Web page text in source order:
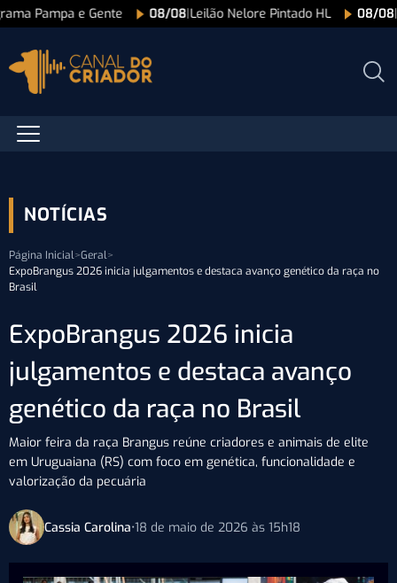
Pampa e Gente 08/08|Leilão Nelore Pintado HL 08/08
NOTÍCIAS
Página Inicial>Geral>
ExpoBrangus 2026 inicia julgamentos e destaca avanço genético da raça no
Brasil
ExpoBrangus 2026 inicia
julgamentos e destaca avanço
genético da raça no Brasil
Maior feira da raça Brangus reúne criadores e animais de elite
em Uruguaiana (RS) com foco em genética, funcionalidade e
valorização da pecuária
Cassia Carolina•18 de maio de 2026 às 15h18